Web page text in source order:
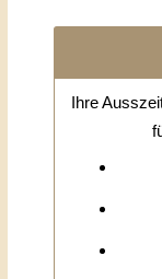
Ihre